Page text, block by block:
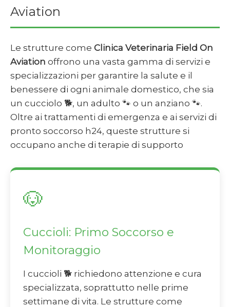
Aviation
Le strutture come Clinica Veterinaria Field On
Aviation offrono una vasta gamma di servizi e
specializzazioni per garantire la salute e il
benessere di ogni animale domestico, che sia
un cucciolo 🐕, un adulto 🐾 o un anziano 🐾.
Oltre ai trattamenti di emergenza e ai servizi di
pronto soccorso h24, queste strutture si
occupano anche di terapie di supporto
🐶
Cuccioli: Primo Soccorso e
Monitoraggio
I cuccioli 🐕 richiedono attenzione e cura
specializzata, soprattutto nelle prime
settimane di vita. Le strutture come